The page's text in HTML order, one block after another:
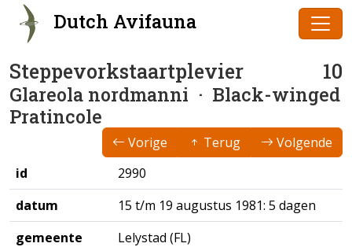
Dutch Avifauna
Steppevorkstaartplevier 10
Glareola nordmanni · Black-winged
Pratincole
Vorige Terug
Volgende
id
2990
datum
15 t/m 19 augustus 1981: 5 dagen
gemeente
Lelystad (FL)